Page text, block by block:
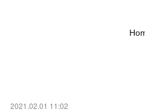
2021.02.01 11:02